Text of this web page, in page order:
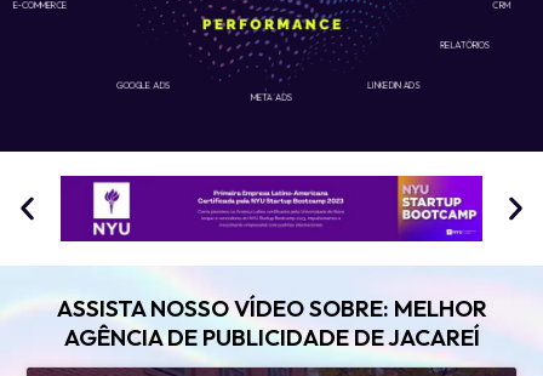
GOOGLE ADS LINKEDIN ADS
E-COMMERCE
META ADS
CRM
RELATÓRIOS
ASSISTA NOSSO VÍDEO SOBRE: MELHOR
AGÊNCIA DE PUBLICIDADE DE JACAREÍ